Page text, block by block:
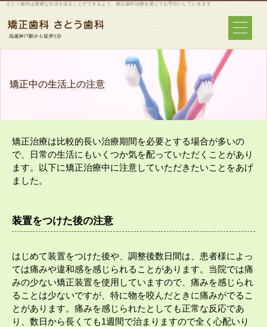
さとう歯科は健康な生活を送ることができるよう、矯正歯科治療を通じてお手伝いしていきます
矯正中の生活上の注意
矯正治療は比較的長い治療期間を必要とする場合が多いの
で、日常の生活にもいくつか気を配っていただくことがあり
ます。以下に矯正治療中に注意していただきたいことをあげ
ました。
装置をつけた後の注意
はじめて装置をつけた後や、調整後数日間は、患者様によっ
ては痛みや違和感を感じられることがあります。当院では痛
みの少ない矯正装置を使用していますので、痛みを感じられ
ることは少ないですが、特に物を咬んだときに痛みがでるこ
とがあります。痛みを感じられたとしても正常な反応であ
り、数日から長くても1週間で治まりますので全く心配いり